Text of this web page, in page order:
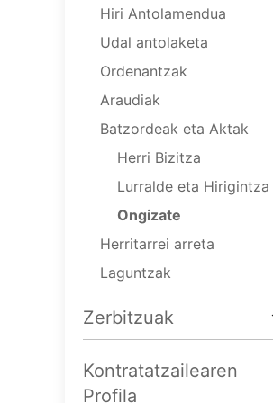
Hiri Antolamendua
Udal antolaketa
Ordenantzak
Araudiak
Batzordeak eta Aktak
Herri Bizitza
Lurralde eta Hirigintza
Ongizate
Herritarrei arreta
Laguntzak
Zerbitzuak
Kontratatzailearen
Profila